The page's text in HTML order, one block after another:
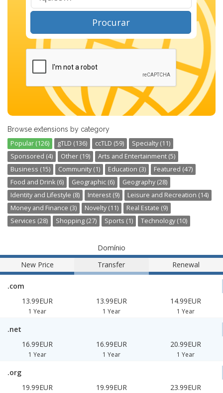
Procurar
Browse extensions by category
Popular (126) gTLD (136) ccTLD (59)
Specialty (11)
Sponsored (4)
Other (19)
Arts and Entertainment (5)
Business (15)
Community (1) Education (3)
Featured (47)
Food and Drink (6)
Geographic (6)
Geography (28)
Identity and Lifestyle (8)
Interest (9)
Leisure and Recreation (14)
Money and Finance (3)
Novelty (11)
Real Estate (9)
Services (28)
Shopping (27) Sports (1) Technology (10)
Domínio
New Price
Transfer Renewal
.com
13.99EUR
1 Year
13.99EUR
1 Year
14.99EUR
1 Year
.net
16.99EUR
1 Year
16.99EUR
1 Year
20.99EUR
1 Year
.org
19.99EUR
19.99EUR 23.99EUR